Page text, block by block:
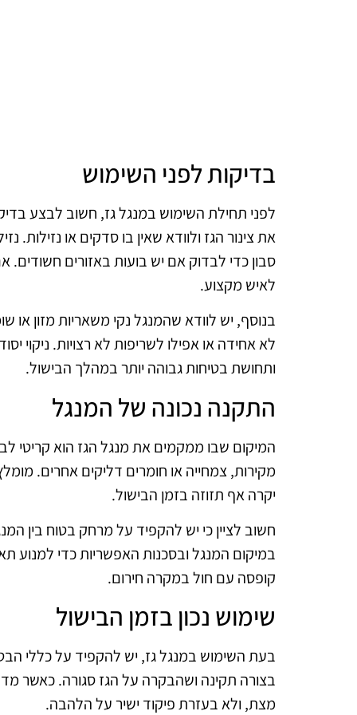
בדיקות לפני השימוש
לפני תחילת השימוש במנגל גז, חשוב לבצע
את צינור הגז ולוודא שאין בו סדקים או נזילות.
סבון כדי לבדוק אם יש בועות באזורים
לאיש מקצוע.
בנוסף, יש לוודא שהמנגל נקי משאריות מזון או
לא אחידה או אפילו לשריפות לא רצויות. ניקוי
ותחושת בטיחות גבוהה יותר במהלך הבישול.
התקנה נכונה של המנגל
המיקום שבו ממקמים את מנגל הגז הוא קריטי
מקירות, צמחייה או חומרים דליקים אחרים.
יקרה אף תזוזה בזמן הבישול.
חשוב לציין כי יש להקפיד על מרחק בטוח בין
במיקום המנגל ובסכנות האפשריות כדי למנוע
קופסה עם חול במקרה חירום.
שימוש נכון בזמן הבישול
בעת השימוש במנגל גז, יש להקפיד על כללי
בצורה תקינה ושהבקרה על הגז סגורה. כאשר
מצת, ולא בעזרת פיקוד ישיר על הלהבה.